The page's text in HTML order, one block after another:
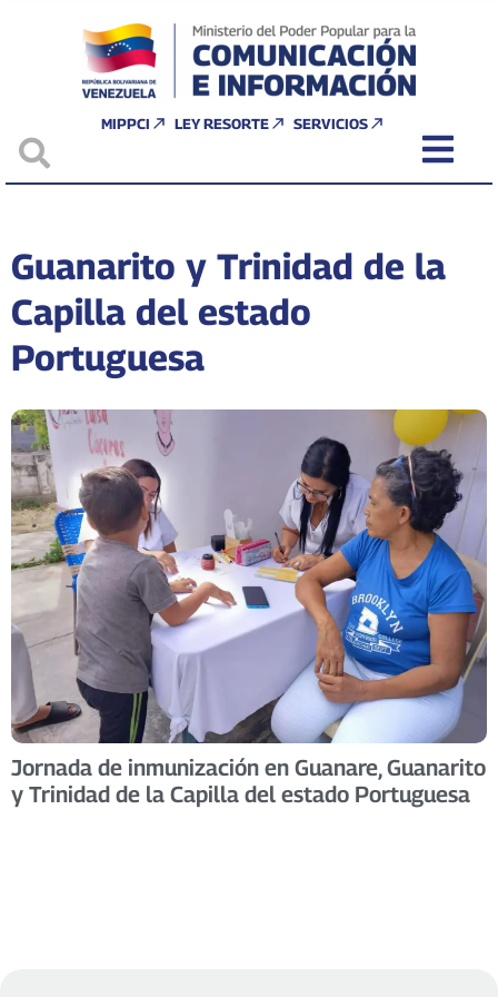
MIPPCI LEY RESORTE SERVICIOS
Guanarito y Trinidad de la
Capilla del estado
Portuguesa
Jornada de inmunización en Guanare, Guanarito
y Trinidad de la Capilla del estado Portuguesa